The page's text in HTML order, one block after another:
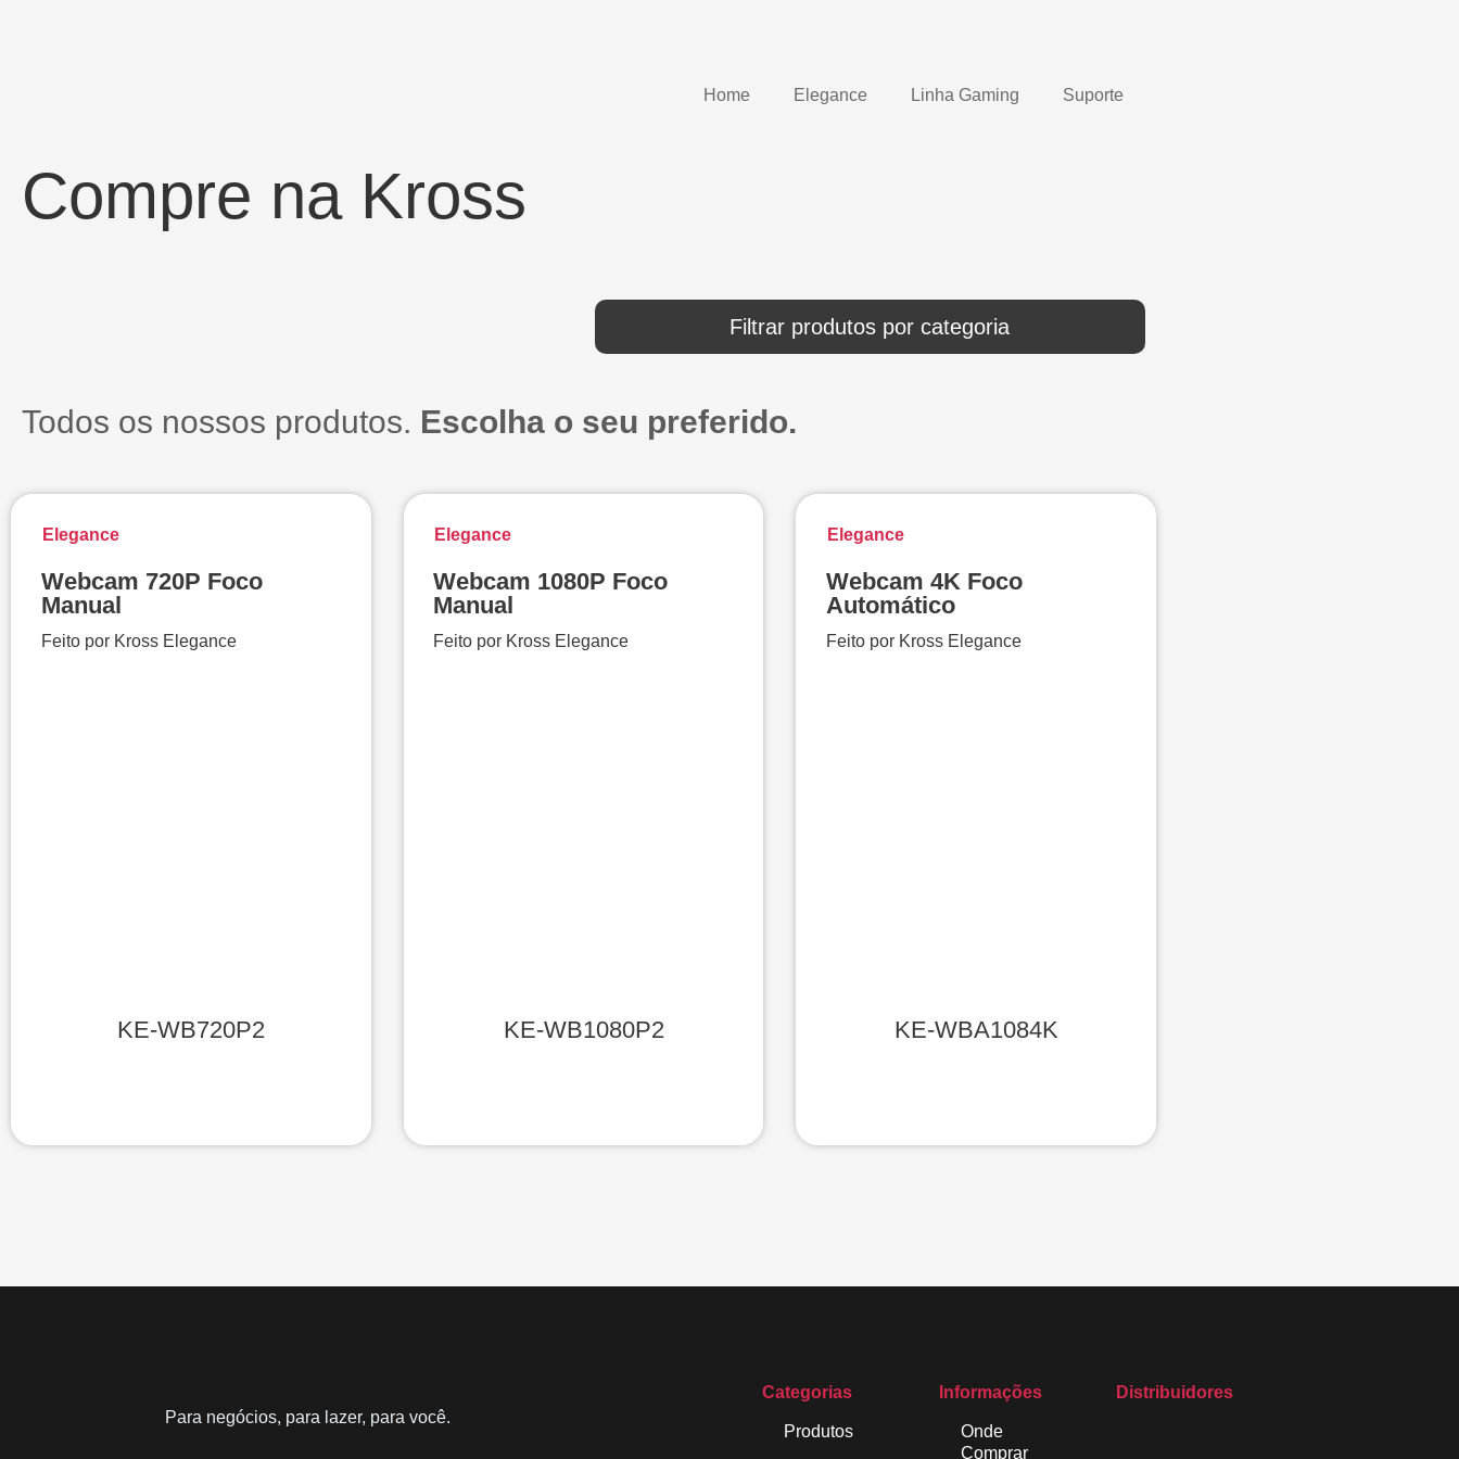
Home Elegance Linha Gaming Suporte
Compre na Kross
Filtrar produtos por categoria
Todos os nossos produtos. Escolha o seu preferido.​
Elegance
Webcam 720P Foco
Manual
Feito por Kross Elegance
KE-WB720P2
Elegance
Webcam 1080P Foco
Manual
Feito por Kross Elegance
KE-WB1080P2
Elegance
Webcam 4K Foco
Automático
Feito por Kross Elegance
KE-WBA1084K
Para negócios, para lazer, para você.
Categorias
Produtos
Informações
Onde
Comprar
Distribuidores